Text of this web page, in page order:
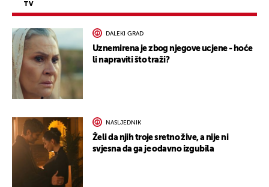
TV
DALEKI GRAD
Uznemirena je zbog njegove ucjene - hoće
li napraviti što traži?
NASLJEDNIK
Želi da njih troje sretno žive, a nije ni
svjesna da ga je odavno izgubila